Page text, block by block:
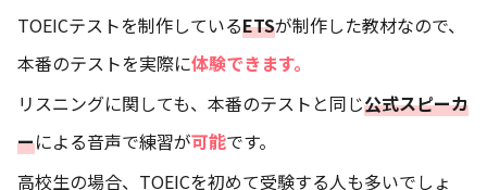
TOEICテストを制作しているETSが制作した教材なので、
本番のテストを実際に体験できます。
リスニングに関しても、本番のテストと同じ公式スピーカ
ーによる音声で練習が可能です。
高校生の場合、TOEICを初めて受験する人も多いでしょ